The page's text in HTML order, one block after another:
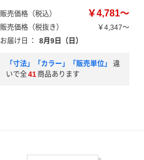
販売価格（税込） ￥4,781～
販売価格（税抜き）
￥4,347～
お届け日
： 8月9日（日）
「寸法」「カラー」「販売単位」
違
いで全41 商品あります